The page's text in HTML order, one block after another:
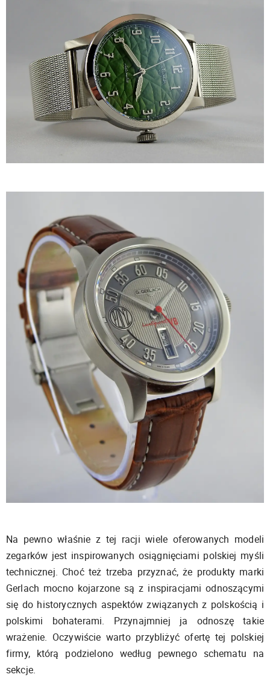
Na pewno właśnie z tej racji wiele oferowanych modeli
zegarków jest inspirowanych osiągnięciami polskiej myśli
technicznej. Choć też trzeba przyznać, że produkty marki
Gerlach mocno kojarzone są z inspiracjami odnoszącymi
się do historycznych aspektów związanych z polskością i
polskimi bohaterami. Przynajmniej ja odnoszę takie
wrażenie. Oczywiście warto przybliżyć ofertę tej polskiej
firmy, którą podzielono według pewnego schematu na
sekcje.